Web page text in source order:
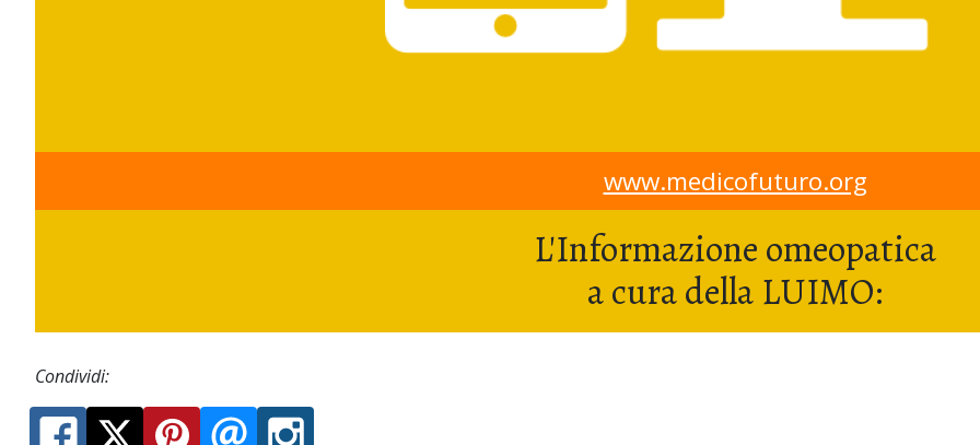
www.medicofuturo.org
L'Informazione omeopatica
a cura della LUIMO:
Condividi: